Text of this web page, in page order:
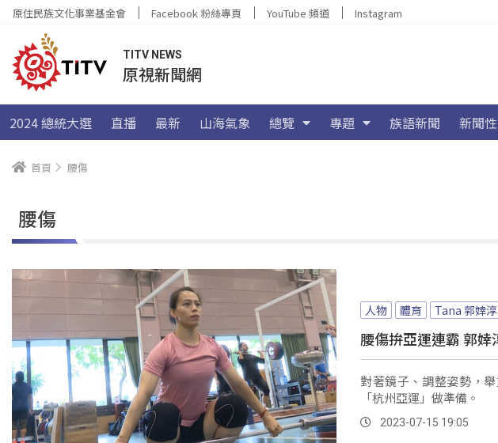
原住民族文化事業基金會 Facebook 粉絲專頁 YouTube 頻道 Instagram
TITV NEWS
原視新聞網
2024 總統大選 直播 最新 山海氣象 總覽 專題 族語新聞 新聞
首頁 腰傷
腰傷
人物 體育 Tana 郭婞淳
腰傷拚亞運連霸 郭
對著鏡子、調整姿勢，
「杭州亞運」做準備。
2023-07-15 19:05